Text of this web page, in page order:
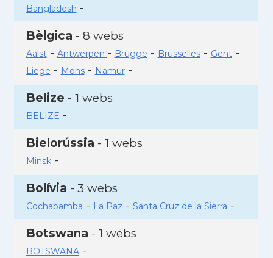
Bangladesh -
Bèlgica - 8 webs
Aalst- Antwerpen - Brugge - Brusselles- Gent-
Liege - Mons- Namur-
Belize - 1 webs
BELIZE -
Bielorússia - 1 webs
Minsk-
Bolívia - 3 webs
Cochabamba - La Paz - Santa Cruz de la Sierra -
Botswana - 1 webs
BOTSWANA-